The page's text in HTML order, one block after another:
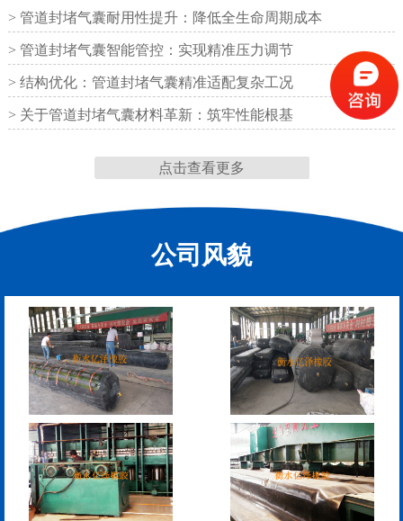
缝
缝
RG型桥梁伸缩缝
D40、60、80型桥梁伸
缩缝
> 管道封堵气囊耐用性提升：降低全生命周期成本
> 管道封堵气囊智能管控：实现精准压力调节
> 结构优化：管道封堵气囊精准适配复杂工况
> 关于管道封堵气囊材料革新：筑牢性能根基
点击查看更多
公司风貌